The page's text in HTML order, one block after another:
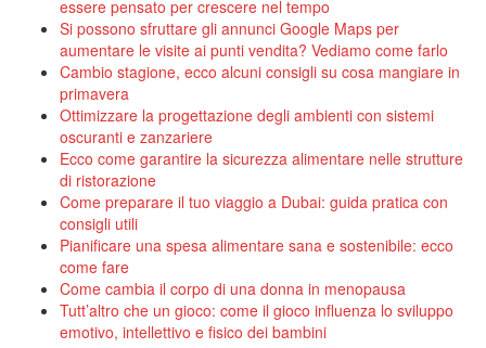
essere pensato per crescere nel tempo
Si possono sfruttare gli annunci Google Maps per
aumentare le visite ai punti vendita? Vediamo come farlo
Cambio stagione, ecco alcuni consigli su cosa mangiare in
primavera
Ottimizzare la progettazione degli ambienti con sistemi
oscuranti e zanzariere
Ecco come garantire la sicurezza alimentare nelle strutture
di ristorazione
Come preparare il tuo viaggio a Dubai: guida pratica con
consigli utili
Pianificare una spesa alimentare sana e sostenibile: ecco
come fare
Come cambia il corpo di una donna in menopausa
Tutt’altro che un gioco: come il gioco influenza lo sviluppo
emotivo, intellettivo e fisico dei bambini